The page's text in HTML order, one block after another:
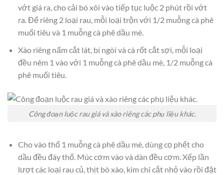
vớt giá ra, cho cải bó xôi vào tiếp tục luộc 2 phút rồi vớt
ra. Để riêng 2 loại rau, mỗi loại trộn với 1/2 muỗng cà phê
muối tiêu và 1 muỗng cà phê dầu mè.
Xào riêng nấm cắt lát, bí ngòi và cà rốt cắt sợi, mỗi loại
đều nêm 1 vào với 1 muỗng cà phê dầu mè, 1/2 muỗng cà
phê muối tiêu.
Công đoạn luộc rau giá và xào riêng các phụ liệu khác.
Cho vào thố 1 muỗng cà phê dầu mè, dùng cọ phết cho
dầu đều đáy thố. Múc cơm vào và dàn đều cơm. Xếp lần
lượt các loại rau củ, thịt bò xào, kim chi cắt nhỏ vào rồi đặt